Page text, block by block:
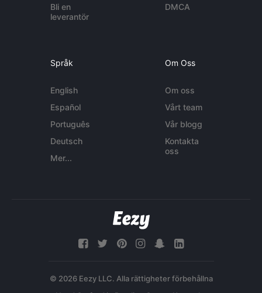
Bli en
leverantör
DMCA
Språk
English
Español
Português
Deutsch
Mer...
Om Oss
Om oss
Vårt team
Vår blogg
Kontakta
oss
© 2026 Eezy LLC. Alla rättigheter förbehållna